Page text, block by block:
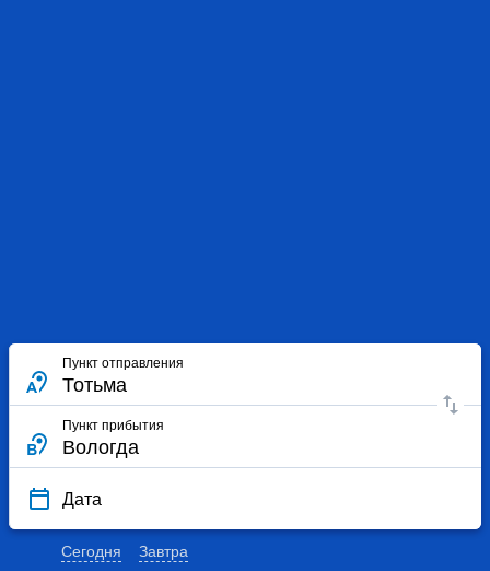
Пункт отправления
Пункт прибытия
Дата
Сегодня Завтра